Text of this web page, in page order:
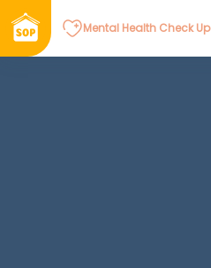
Mental Health Check Up